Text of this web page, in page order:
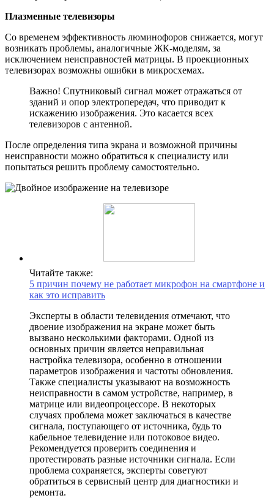
Плазменные телевизоры
Со временем эффективность люминофоров снижается, могут
возникать проблемы, аналогичные ЖК-моделям, за
исключением неисправностей матрицы. В проекционных
телевизорах возможны ошибки в микросхемах.
Важно! Спутниковый сигнал может отражаться от
зданий и опор электропередач, что приводит к
искажению изображения. Это касается всех
телевизоров с антенной.
После определения типа экрана и возможной причины
неисправности можно обратиться к специалисту или
попытаться решить проблему самостоятельно.
Читайте также:
5 причин почему не работает микрофон на смартфоне и
как это исправить
Эксперты в области телевидения отмечают, что
двоение изображения на экране может быть
вызвано несколькими факторами. Одной из
основных причин является неправильная
настройка телевизора, особенно в отношении
параметров изображения и частоты обновления.
Также специалисты указывают на возможность
неисправности в самом устройстве, например, в
матрице или видеопроцессоре. В некоторых
случаях проблема может заключаться в качестве
сигнала, поступающего от источника, будь то
кабельное телевидение или потоковое видео.
Рекомендуется проверить соединения и
протестировать разные источники сигнала. Если
проблема сохраняется, эксперты советуют
обратиться в сервисный центр для диагностики и
ремонта.